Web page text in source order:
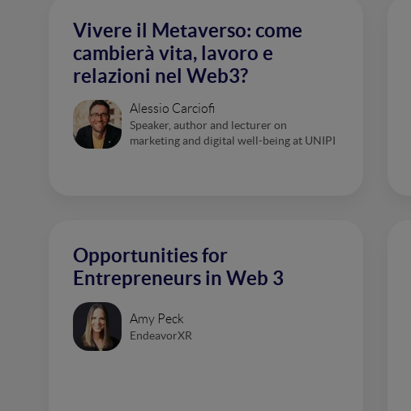
Vivere il Metaverso: come
cambierà vita, lavoro e
relazioni nel Web3?
Alessio Carciofi
Speaker, author and lecturer on
marketing and digital well-being at UNIPI
Opportunities for
Entrepreneurs in Web 3
Amy Peck
EndeavorXR